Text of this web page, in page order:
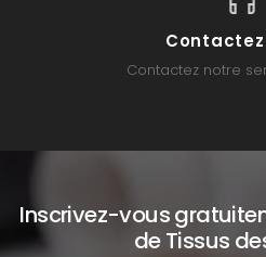
Contactez notre
Inscrivez-vous
de Tissus